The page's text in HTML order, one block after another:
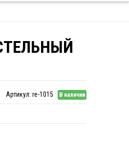
В наличии
Артикул: re-1015